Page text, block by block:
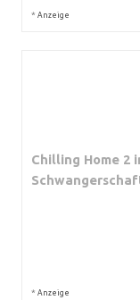
* Anzeige
Chilling Home 2
* Anzeige